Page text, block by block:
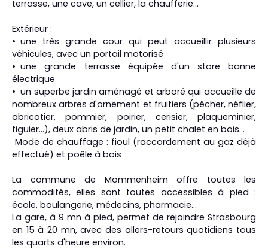
terrasse, une cave, un cellier, la chaufferie...
Extérieur :
une très grande cour qui peut accueillir plusieurs
véhicules, avec un portail motorisé
une grande terrasse équipée d'un store banne
électrique
un superbe jardin aménagé et arboré qui accueille de
nombreux arbres d'ornement et fruitiers (pêcher, néflier,
abricotier, pommier, poirier, cerisier, plaqueminier,
figuier...), deux abris de jardin, un petit chalet en bois...
Mode de chauffage : fioul (raccordement au gaz déjà
effectué) et poêle à bois
La commune de Mommenheim offre toutes les
commodités, elles sont toutes accessibles à pied :
école, boulangerie, médecins, pharmacie...
La gare, à 9 mn à pied, permet de rejoindre Strasbourg
en 15 à 20 mn, avec des allers-retours quotidiens tous
les quarts d'heure environ.